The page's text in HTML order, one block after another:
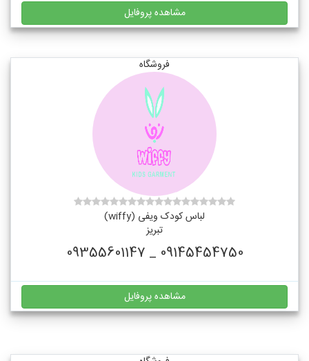
مشاهده پروفایل
فروشگاه
لباس کودک ویفی (wiffy)
تبریز
09145454750 _ 09355601147
مشاهده پروفایل